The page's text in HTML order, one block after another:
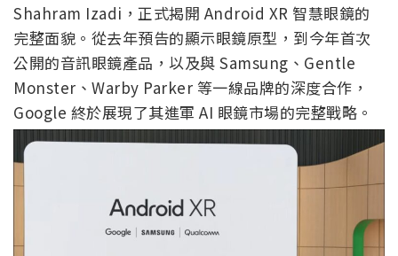
Shahram Izadi，正式揭開 Android XR 智慧眼鏡的
完整面貌。從去年預告的顯示眼鏡原型，到今年首次
公開的音訊眼鏡產品，以及與 Samsung、Gentle
Monster、Warby Parker 等一線品牌的深度合作，
Google 終於展現了其進軍 AI 眼鏡市場的完整戰略。